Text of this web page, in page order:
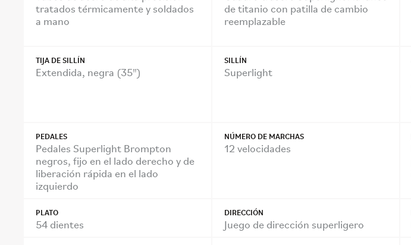
tratados térmicamente y soldados
a mano
de titanio con patilla de cambio
reemplazable
TIJA DE SILLÍN
Extendida, negra (35")
SILLÍN
Superlight
PEDALES
Pedales Superlight Brompton
negros, fijo en el lado derecho y de
liberación rápida en el lado
izquierdo
NÚMERO DE MARCHAS
12 velocidades
PLATO
54 dientes
DIRECCIÓN
Juego de dirección superligero